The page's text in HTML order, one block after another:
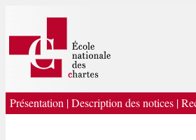
Présentation |Description des notices |